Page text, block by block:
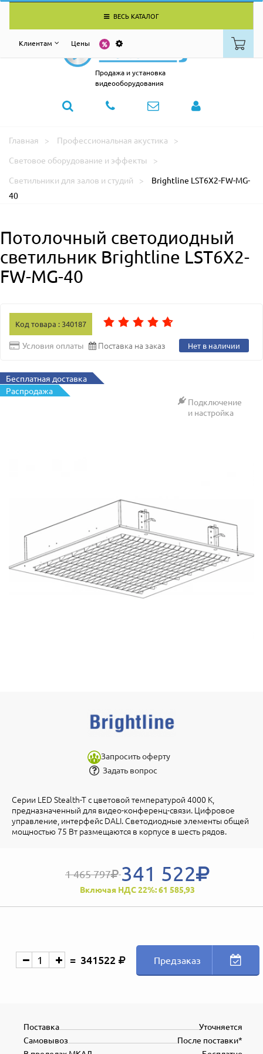
ВЕСЬ КАТАЛОГ
Клиентам Цены
Продажа и установка
видеооборудования
Главная
Профессиональная акустика
Световое оборудование и эффекты
Светильники для залов и студий
Brightline LST6X2-FW-MG-
40
Потолочный светодиодный
светильник Brightline LST6X2-
FW-MG-40
Код товара : 340187
Условия оплаты Поставка на заказ Нет в наличии
Бесплатная доставка
Распродажа
Подключение
и настройка
Запросить оферту
Задать вопрос
Серии LED Stealth-T с цветовой температурой 4000 К,
предназначенный для видео-конференц-связи. Цифровое
управление, интерфейс DALI. Светодиодные элементы общей
мощностью 75 Вт размещаются в корпусе в шесть рядов.
1 465 797 341 522
Включая НДС 22%: 61 585,93
341522 Предзаказ
Уточняется
Поставка
После поставки*
Самовывоз